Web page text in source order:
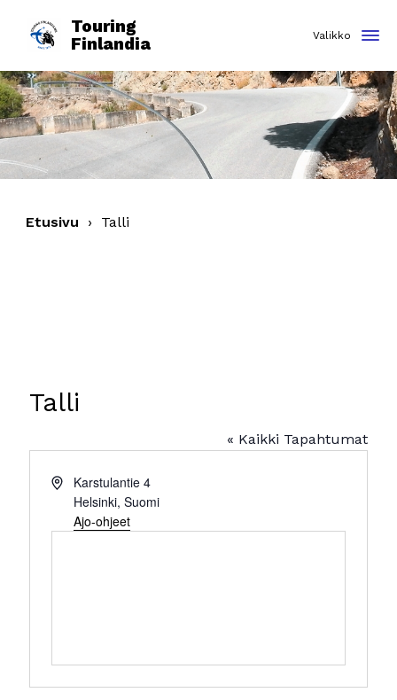
Touring
Finlandia
Etusivu › Talli
Talli
« Kaikki Tapahtumat
OsoiteKarstulantie 4
Helsinki, Suomi
Ajo-ohjeet